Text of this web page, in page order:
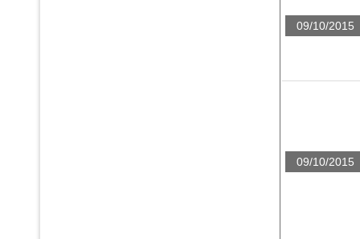
09/10/2015
09/10/2015